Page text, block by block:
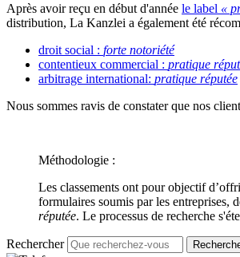
Après avoir reçu en début d'année le label «
distribution, La Kanzlei a également été
droit social : forte notoriété
contentieux commercial : pratique
arbitrage international: pratique réputée
Nous sommes ravis de constater que nos
Méthodologie :
Les classements ont pour objectif
formulaires soumis par les entreprises,
réputée. Le processus de recherche
Rechercher